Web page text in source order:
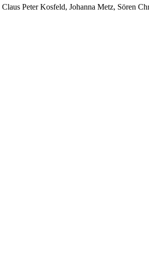
Claus Peter Kosfeld, Johanna Metz, Sören